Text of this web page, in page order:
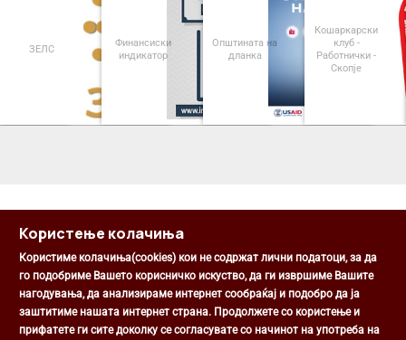
ЗЕЛС
Финансиски
индикатор
Општината на
дланка
Кошаркарски
клуб -
Работнички -
Скопје
Општина Центар
Михаил Цоков бр. 1, Скопје
Користење колачиња
Користиме колачиња(cookies) кои не содржат лични податоци, за да
го подобриме Вашето корисничко искуство, да ги извршиме Вашите
нагодувања, да анализираме интернет сообраќај и подобро да ја
заштитиме нашата интернет страна. Продолжете со користење и
прифатете ги сите доколку се согласувате со начинот на употреба на